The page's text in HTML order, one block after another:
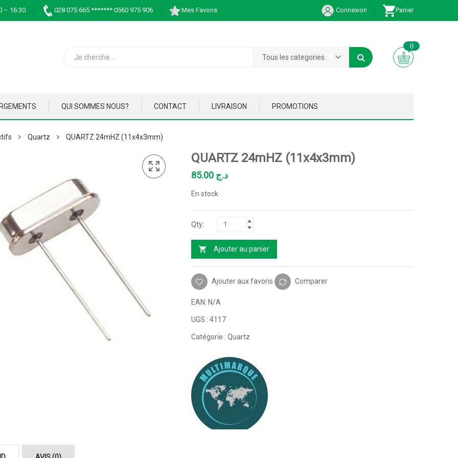
– 16:30 028 075 665 ******* 0560 975 906 Mes Favoris Connexion Panier
Tous les categories
0
QUI SOMMES NOUS? CONTACT LIVRAISON PROMOTIONS
Quartz QUARTZ 24mHZ (11x4x3mm)
QUARTZ 24mHZ (11x4x3mm)
د.ج
En stock
Ajouter au panier
Ajouter aux favoris Comparer
EAN: N/A
UGS : 4117
Catégorie : Quartz